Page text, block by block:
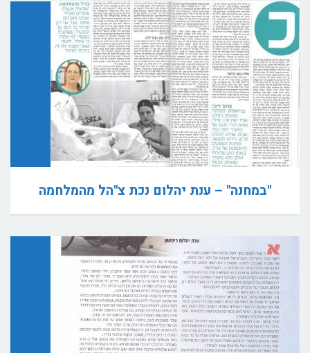
"במחנה" – ענת יהלום נכת צ"הל מהמלחמה